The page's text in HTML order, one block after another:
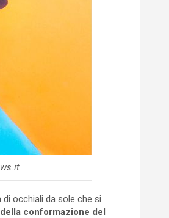
occhiali da sole che si
conformazione del